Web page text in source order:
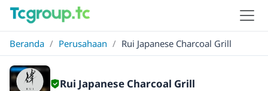
Beranda / Perusahaan / Rui Japanese Charcoal Grill
Rui Japanese Charcoal Grill